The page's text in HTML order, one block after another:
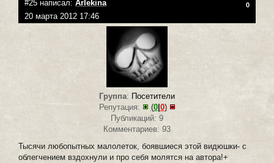
#25 написал: Arlekina 0
20 марта 2012 17:46
Группа: Посетители
Репутация:
(0| 0)
Публикаций: 9
Комментариев: 93
Тысячи любопытных малолеток, боявшиеся этой видюшки- с
облегчением вздохнули и про себя молятся на автора!+